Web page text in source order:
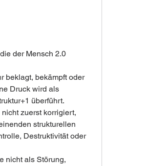
der Mensch 2.0
beklagt, bekämpft oder
Druck wird als
überführt.
zuerst korrigiert,
strukturellen
Destruktivität oder
nicht als Störung,